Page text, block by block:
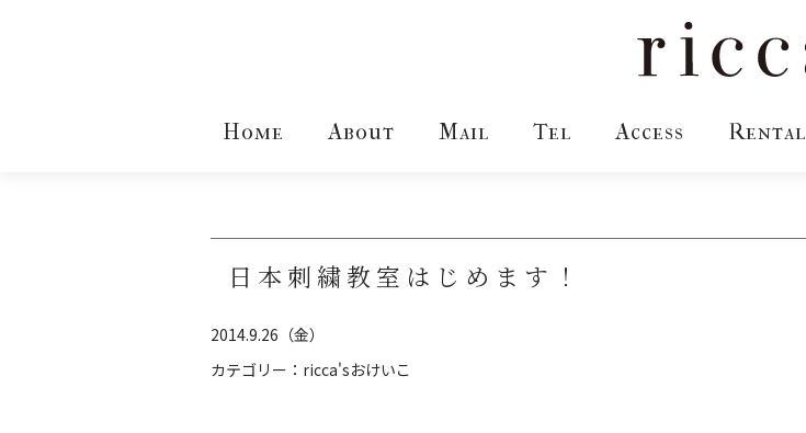
Home About Mail Tel Access Rental
日本刺繍教室はじめます！
2014.9.26（金）
カテゴリー： ricca'sおけいこ